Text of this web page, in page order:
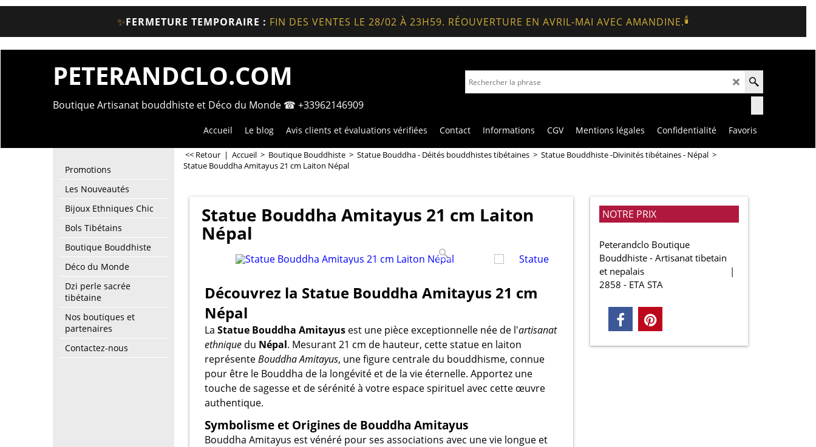
✨FERMETURE TEMPORAIRE : FIN DES VENTES LE 28/02 À 23H59. RÉOUVERTURE EN AVRIL-MAI AVEC AMANDINE.🕯️
PETERANDCLO.COM
Boutique Artisanat bouddhiste et Déco du Monde ☎ +33962146909
Accueil Le blog Avis clients et évaluations vérifiées Contact Informations CGV Mentions légales Confidentialité Favoris
Promotions
Les Nouveautés
Bijoux Ethniques Chic
Bols Tibétains
Boutique Bouddhiste
Déco du Monde
Dzi perle sacrée
tibétaine
Nos boutiques et
partenaires
Contactez-nous
<< Retour | Accueil > Boutique Bouddhiste > Statue Bouddha - Déités bouddhistes tibétaines > Statue Bouddhiste -Divinités tibétaines - Népal >
Statue Bouddha Amitayus 21 cm Laiton Népal
Statue Bouddha Amitayus 21 cm Laiton
Népal
Découvrez la Statue Bouddha Amitayus 21 cm
Népal
La Statue Bouddha Amitayus est une pièce exceptionnelle née de l'artisanat
ethnique du Népal. Mesurant 21 cm de hauteur, cette statue en laiton
représenteBouddha Amitayus, une figure centrale du bouddhisme, connue
pour être le Bouddha de la longévité et de la vie éternelle. Apportez une
touche de sagesse et de sérénité à votre espace spirituel avec cette œuvre
authentique.
Symbolisme et Origines de Bouddha Amitayus
Bouddha Amitayus est vénéré pour ses associations avec une vie longue et
NOTRE PRIX
Peterandclo Boutique
Bouddhiste - Artisanat tibetain
et nepalais
2858 - ETA STA